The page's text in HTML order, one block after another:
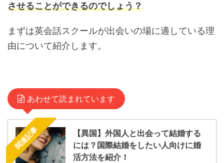
させることができるのでしょう？
まずは英会話スクールが出会いの場に適している理
由について紹介します。
あわせて読まれています
関連記事
【異国】外国人と出会って結婚する
には？国際結婚をしたい人向けに婚
活方法を紹介！